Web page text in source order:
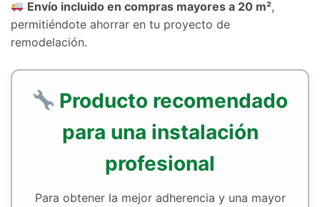
Envío incluido en compras mayores a 20 m²,
permitiéndote ahorrar en tu proyecto de
remodelación.
Producto recomendado
para una instalación
profesional
Para obtener la mejor adherencia y una mayor